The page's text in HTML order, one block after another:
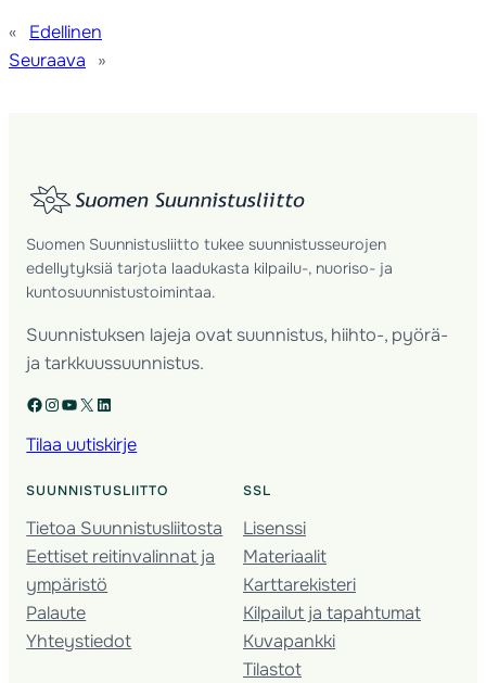
«
Edellinen
Seuraava
»
Suomen Suunnistusliitto tukee suunnistusseurojen
edellytyksiä tarjota laadukasta kilpailu-, nuoriso- ja
kuntosuunnistustoimintaa.
Suunnistuksen lajeja ovat suunnistus, hiihto-, pyörä-
ja tarkkuussuunnistus.
Facebook Instagram YouTube X LinkedIn
Tilaa uutiskirje
SUUNNISTUSLIITTO
Tietoa Suunnistusliitosta
Eettiset reitinvalinnat ja
ympäristö
Palaute
Yhteystiedot
SSL
Lisenssi
Materiaalit
Karttarekisteri
Kilpailut ja tapahtumat
Kuvapankki
Tilastot